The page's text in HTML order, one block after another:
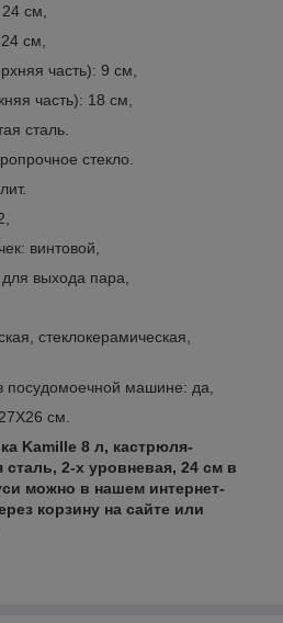
см,
см,
часть): 9 см,
часть): 18 см,
сталь.
стекло.
винтовой,
выхода пара,
стеклокерамическая,
посудомоечной машине: да,
см.
Kamille 8 л, кастрюля-
сталь, 2-х уровневая, 24 см в
можно в нашем интернет-
корзину на сайте или